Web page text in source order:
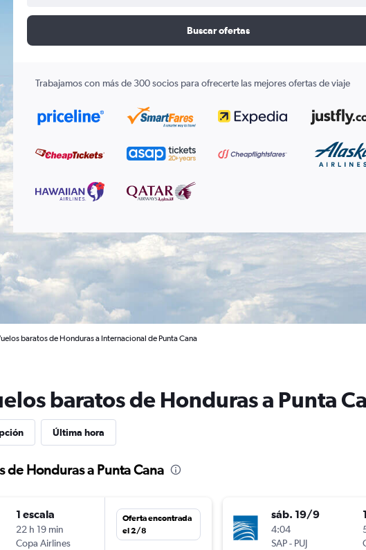
Buscar ofertas
Trabajamos con más de 300 socios para ofrecerte las mejores ofertas de viaje
baratos de Honduras a Internacional de Punta Cana
baratos de Honduras a Punta
Última hora
de Honduras a Punta Cana
1 escala
22 h 19 min
Copa Airlines
Oferta encontrada
el 2/8
sáb. 19/9
4:04
SAP- PUJ